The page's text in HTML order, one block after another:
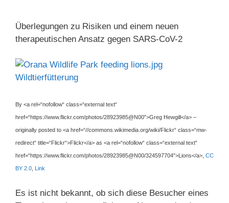
Überlegungen zu Risiken und einem neuen
therapeutischen Ansatz gegen SARS-CoV-2
Wildtierfütterung
By <a rel=“nofollow“ class=“external text“
href=“https://www.flickr.com/photos/28923985@N00″>Greg Hewgill</a> –
originally posted to <a href=“//commons.wikimedia.org/wiki/Flickr“ class=“mw-
redirect“ title=“Flickr“>Flickr</a> as <a rel=“nofollow“ class=“external text“
href=“https://www.flickr.com/photos/28923985@N00/324597704″>Lions</a>, CC
BY 2.0 Link
Es ist nicht bekannt, ob sich diese Besucher eines